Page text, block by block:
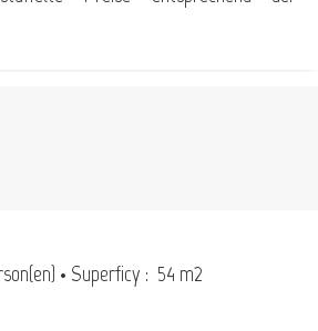
• Superficy : 54 m2